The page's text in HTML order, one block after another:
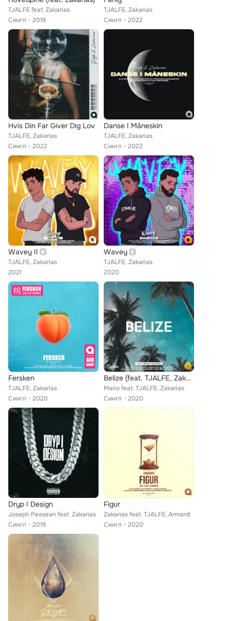
TJALFE feat. Zakarias
Сингл
2019
TJALFE, Zakarias
Сингл
2022
Hvis Din Far Giver Dig Lov
TJALFE, Zakarias
Сингл
2022
Danse I Måneskin
TJALFE, Zakarias
Сингл
2022
Wavey II
TJALFE, Zakarias
2021
Wavey
TJALFE, Zakarias
2020
Fersken
TJALFE, Zakarias
Сингл
2020
Belize (feat. TJALFE, Zakarias)
Mario feat. TJALFE, Zakarias
Сингл
2020
Dryp I Design
Joseph Peasean feat. Zakarias
Сингл
2019
Figur
Zakarias feat. TJALFE, Armardi
Сингл
2020